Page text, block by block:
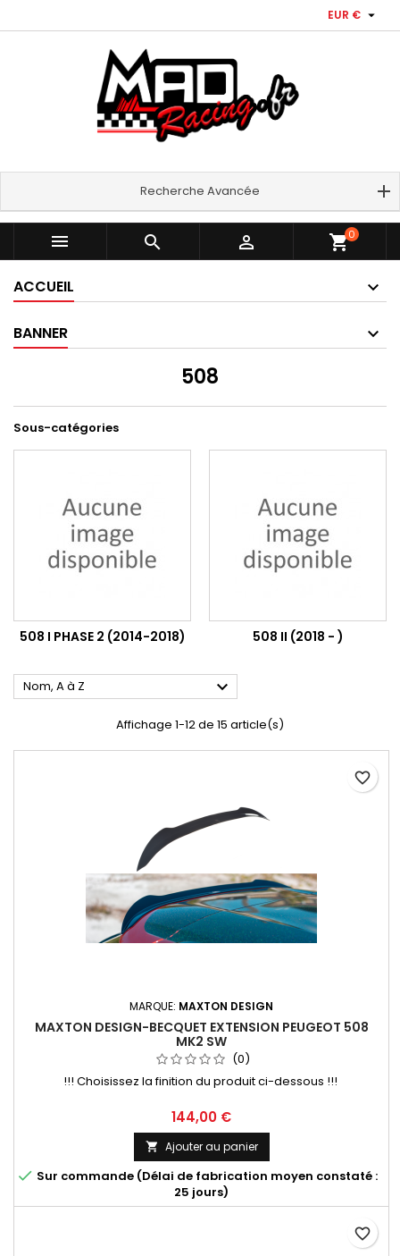
EUR € 
Recherche Avancée
   shopping_cart0
ACCUEIL
BANNER
508
Sous-catégories
508 I PHASE 2 (2014-2018) 508 II (2018 - )
Nom, A à Z 
Affichage 1-12 de 15 article(s)
MARQUE: MAXTON DESIGN
MAXTON DESIGN-BECQUET EXTENSION PEUGEOT 508
MK2 SW
(0)
!!! Choisissez la finition du produit ci-dessous !!!
Prix
144,00 €
 Ajouter au panier
 Sur commande (Délai de fabrication moyen constaté :
25 jours)
favorite_border
favorite_border